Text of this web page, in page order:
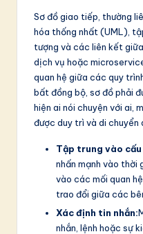
o
ti
o
Sơ đồ giao tiếp, thường
hóa thống nhất (UML),
tượng và các liên kết
dịch vụ hoặc
quan hệ giữa các quy
bất đồng bộ, sơ đồ phải
hiện ai nói chuyện với ai,
được duy trì và di chuyển
Tập trung vào
nhấn mạnh vào thời
vào các mối quan
trao đổi giữa các
Xác định tin nhắn:
nhắn, lệnh hoặc sự